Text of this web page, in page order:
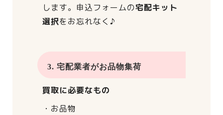
します。 申込フォームの宅配キット
選択をお忘れなく♪
3. 宅配業者がお品物集荷
買取に必要なもの
・お品物